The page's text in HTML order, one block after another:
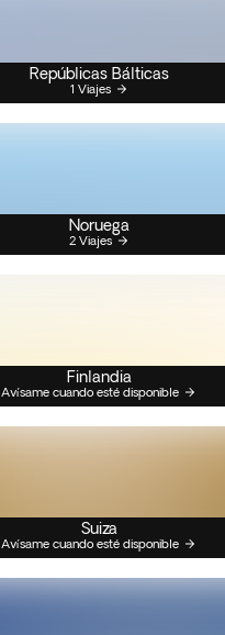
Repúblicas Bálticas
1 Viajes
Noruega
2 Viajes
Finlandia
Avísame cuando esté disponible
Suiza
Avísame cuando esté disponible